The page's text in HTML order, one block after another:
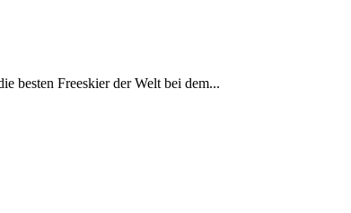
besten Freeskier der Welt bei dem...